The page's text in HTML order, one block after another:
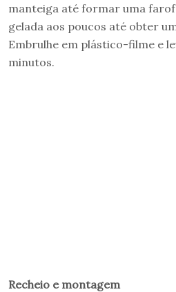
manteiga até formar uma
gelada aos poucos até obter
Embrulhe em plástico-filme e
minutos.
Recheio e montagem